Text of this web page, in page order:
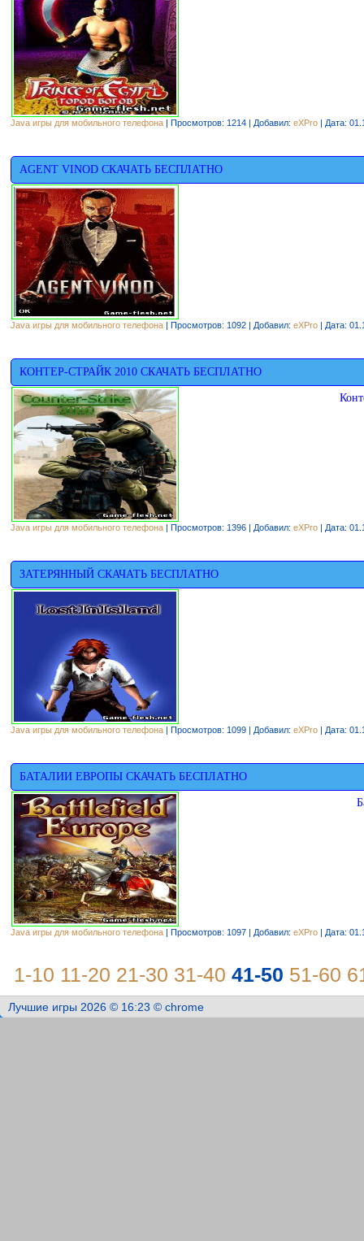
Java игры для мобильного телефона | Просмотров: 1214 | Добавил: eXPro | Дата:
AGENT VINOD СКАЧАТЬ БЕСПЛАТНО
Java игры для мобильного телефона | Просмотров: 1092 | Добавил: eXPro | Дата:
КОНТЕР-СТРАЙК 2010 СКАЧАТЬ БЕСПЛАТНО
Java игры для мобильного телефона | Просмотров: 1396 | Добавил: eXPro | Дата:
ЗАТЕРЯННЫЙ СКАЧАТЬ БЕСПЛАТНО
Java игры для мобильного телефона | Просмотров: 1099 | Добавил: eXPro | Дата:
БАТАЛИИ ЕВРОПЫ СКАЧАТЬ БЕСПЛАТНО
Java игры для мобильного телефона | Просмотров: 1097 | Добавил: eXPro | Дата:
1-10 11-20 21-30 31-40 41-50 51-60
Лучшие игры 2026 © 16:23 © chrome